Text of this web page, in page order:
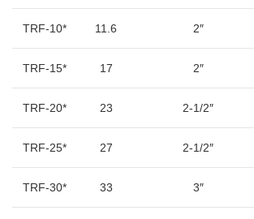
TRF-10* 11.6 2″
TRF-15* 17 2″
TRF-20* 23 2-1/2″
TRF-25* 27 2-1/2″
TRF-30* 33 3″